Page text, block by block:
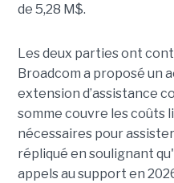
de 5,28 M$.
Les deux parties ont
Broadcom a proposé un
extension d’assistance
somme couvre les coûts
nécessaires pour
répliqué en soulignant
appels au support en